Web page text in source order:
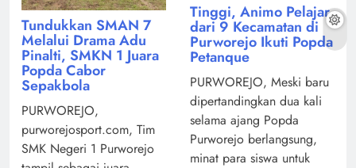
Tundukkan SMAN 7
Melalui Drama Adu
Pinalti, SMKN 1 Juara
Popda Cabor
Sepakbola
PURWOREJO,
purworejosport.com, Tim
SMK Negeri 1 Purworejo
Tinggi, Animo Pelajar
dari 9 Kecamatan di
Purworejo Ikuti Popda
Petanque
PURWOREJO, Meski baru
dipertandingkan dua kali
selama ajang Popda
Purworejo berlangsung,
minat para siswa untuk